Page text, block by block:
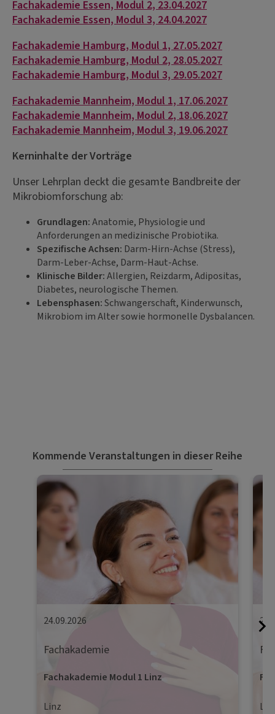
Fachakademie Essen, Modul 2, 23.04.2027
Fachakademie Essen, Modul 3, 24.04.2027
Fachakademie Hamburg, Modul 1, 27.05.2027
Fachakademie Hamburg, Modul 2, 28.05.2027
Fachakademie Hamburg, Modul 3, 29.05.2027
Fachakademie Mannheim, Modul 1, 17.06.2027
Fachakademie Mannheim, Modul 2, 18.06.2027
Fachakademie Mannheim, Modul 3, 19.06.2027
Kerninhalte der Vorträge
Unser Lehrplan deckt die gesamte Bandbreite der
Mikrobiomforschung ab:
Grundlagen:Anatomie, Physiologie und
Anforderungen an medizinische Probiotika.
Spezifische Achsen: Darm-Hirn-Achse (Stress),
Darm-Leber-Achse, Darm-Haut-Achse.
Klinische Bilder:Allergien, Reizdarm, Adipositas,
Diabetes, neurologische Themen.
Lebensphasen:Schwangerschaft, Kinderwunsch,
Mikrobiom im Alter sowie hormonelle Dysbalancen.
Kommende Veranstaltungen in dieser Reihe
24.09.2026
Fachakademie
Fachakademie Modul 1 Linz
Linz